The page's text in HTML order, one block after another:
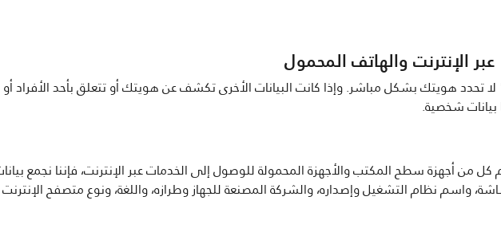
الإنترنت والهاتف المحمول
تحدد هويتك بشكل مباشر. وإذا كانت البيانات الأخرى تكشف عن هويتك أو تتعلق بأحد الأفراد
بيانات شخصية.
من أجهزة سطح المكتب والأجهزة المحمولة للوصول إلى الخدمات عبر الإنترنت، فإننا نجمع
واسم نظام التشغيل وإصداره، والشركة المصنعة للجهاز وطرازه، واللغة، ونوع متصفح